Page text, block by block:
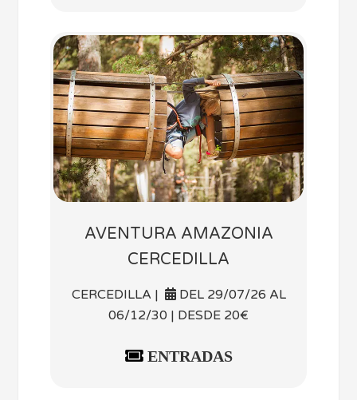
AVENTURA AMAZONIA
CERCEDILLA
CERCEDILLA |
DEL 29/07/26 AL
06/12/30 | DESDE 20€
ENTRADAS